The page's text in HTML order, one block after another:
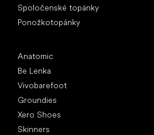
Spoločenské topánky
Ponožkotopánky
Anatomic
Be Lenka
Vivobarefoot
Groundies
Xero Shoes
Skinners